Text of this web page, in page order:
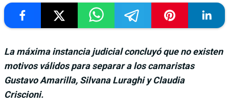
La máxima instancia judicial concluyó que no existen
motivos válidos para separar a los camaristas
Gustavo Amarilla, Silvana Luraghi y Claudia
Criscioni.